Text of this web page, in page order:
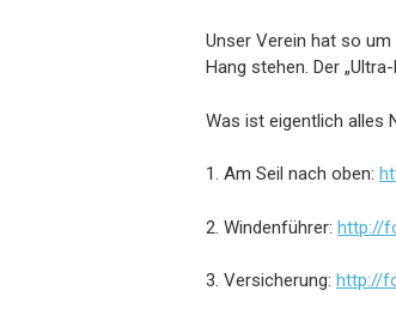
Unser Verein hat so
Hang stehen. Der
Was ist eigentlich alles
1. Am Seil nach oben:
2. Windenführer: http://
3. Versicherung: http://